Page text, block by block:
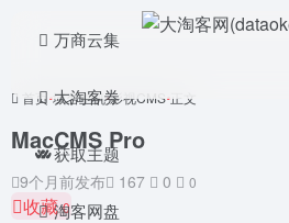
万商云集
大淘客券
获取主题
淘客网盘
首页•域名主机•影视CMS•正文
MacCMS Pro
9个月前发布 167 0 0
收藏0